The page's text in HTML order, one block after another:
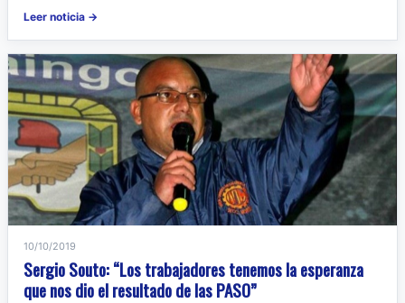
Leer noticia →
10/10/2019
Sergio Souto: “Los trabajadores tenemos la esperanza
que nos dio el resultado de las PASO”